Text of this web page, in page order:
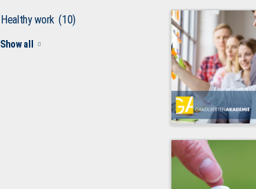
Healthy work (10)
Show all